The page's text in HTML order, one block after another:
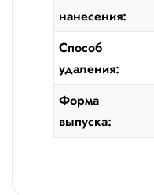
нанесения:
Способ
удаления:
Форма
выпуска: